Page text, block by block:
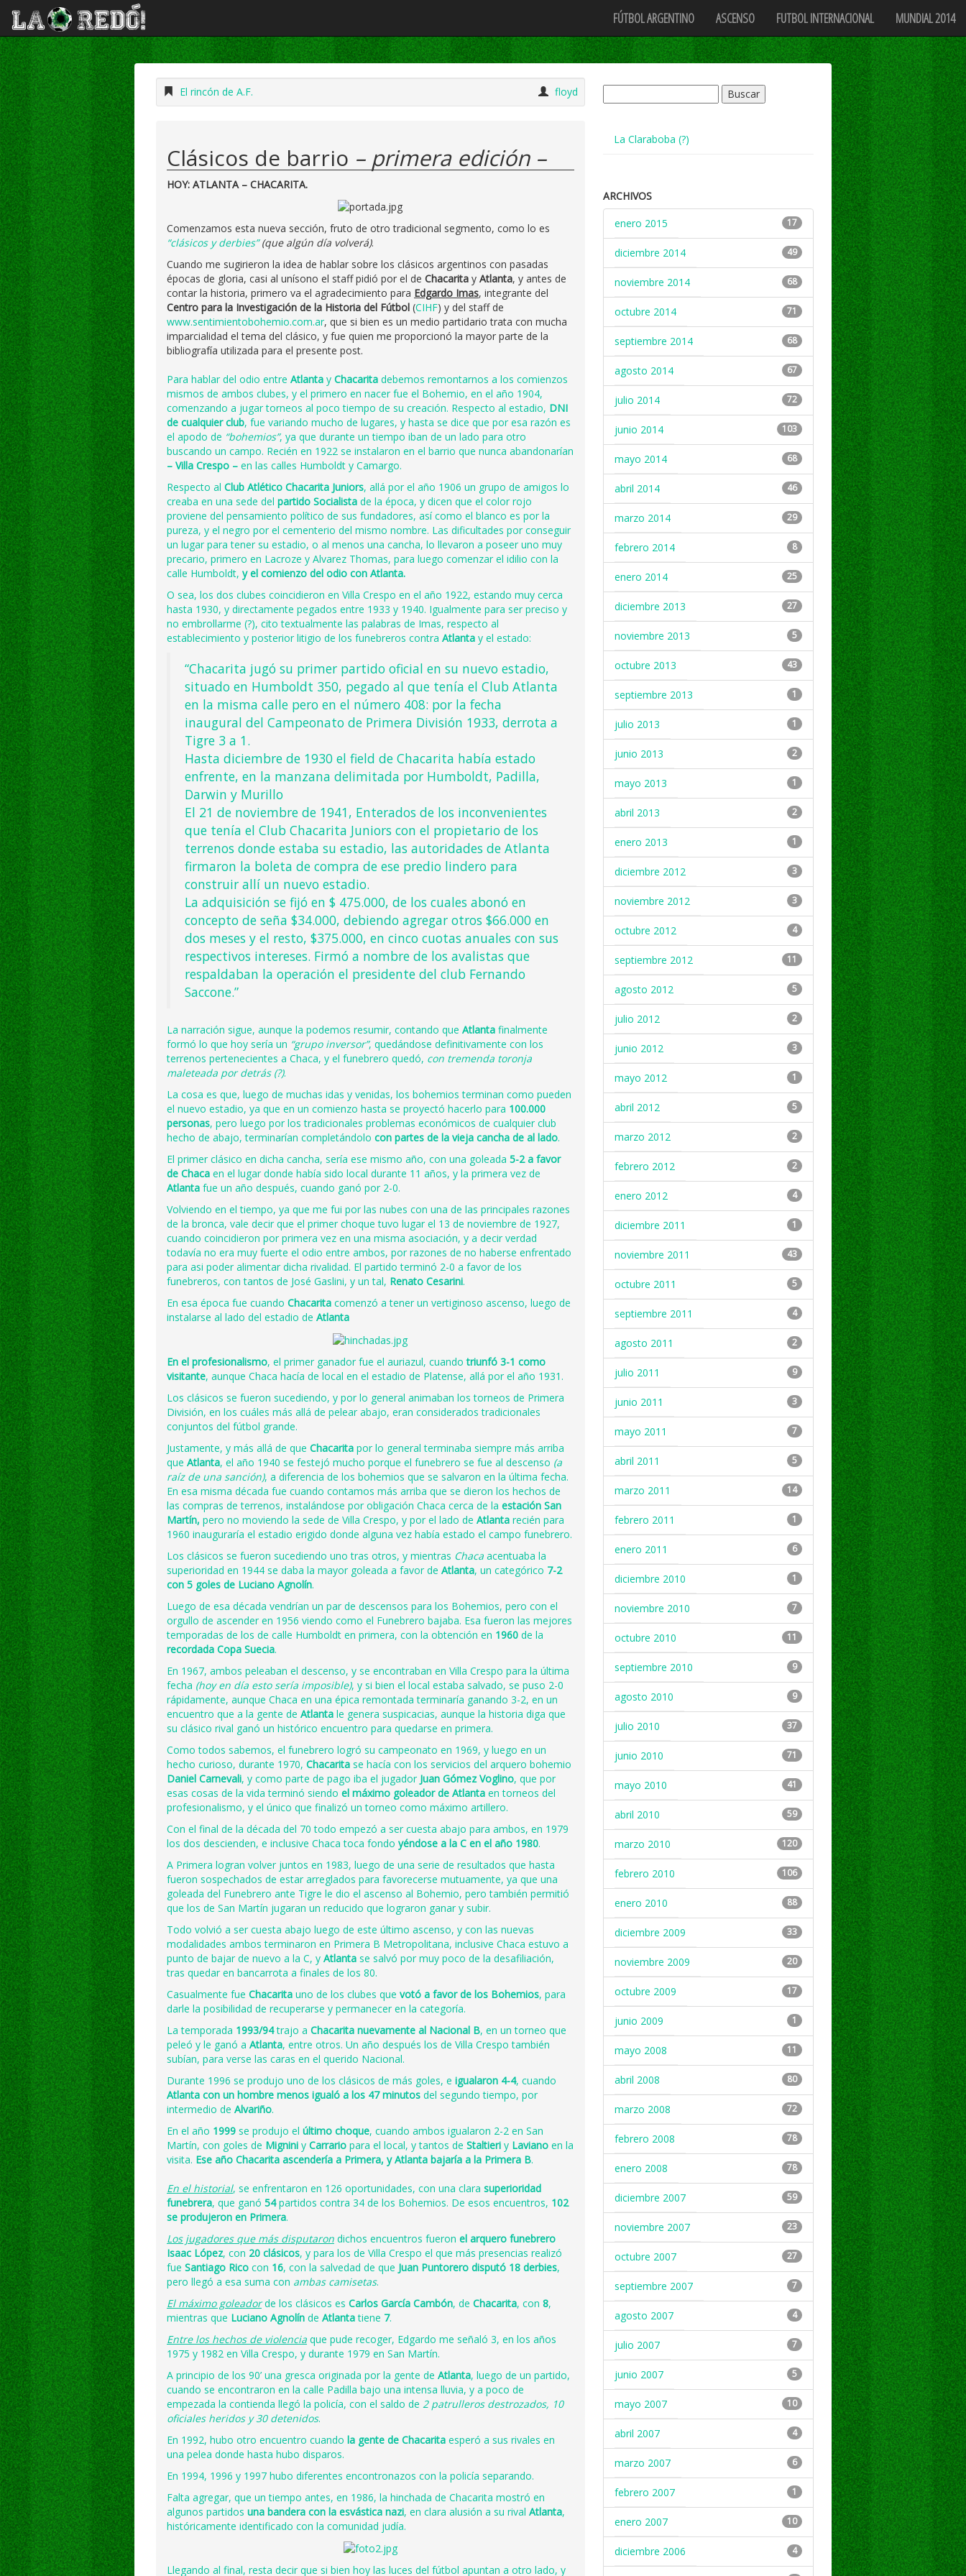
FÚTBOL ARGENTINO ASCENSO FUTBOL INTERNACIONAL MUNDIAL 2014
El rincón de A.F. floyd
Clásicos de barrio – primera edición –
HOY: ATLANTA – CHACARITA.
Comenzamos esta nueva sección, fruto de otro tradicional segmento, como lo es
“clásicos y derbies”(que algún día volverá).
Cuando me sugirieron la idea de hablar sobre los clásicos argentinos con pasadas
épocas de gloria, casi al unísono el staff pidió por el de Chacarita y Atlanta, y antes de
contar la historia, primero va el agradecimiento para Edgardo Imas, integrante del
Centro para la Investigación de la Historia del Fútbol (CIHF) y del staff de
www.sentimientobohemio.com.ar, que si bien es un medio partidario trata con mucha
imparcialidad el tema del clásico, y fue quien me proporcionó la mayor parte de la
bibliografía utilizada para el presente post.
Para hablar del odio entre Atlanta y Chacarita debemos remontarnos a los comienzos
mismos de ambos clubes, y el primero en nacer fue el Bohemio, en el año 1904,
comenzando a jugar torneos al poco tiempo de su creación. Respecto al estadio, DNI
de cualquier club, fue variando mucho de lugares, y hasta se dice que por esa razón es
el apodo de “bohemios”, ya que durante un tiempo iban de un lado para otro
buscando un campo. Recién en 1922 se instalaron en el barrio que nunca abandonarían
– Villa Crespo – en las calles Humboldt y Camargo.
Respecto al Club Atlético Chacarita Juniors, allá por el año 1906 un grupo de amigos lo
creaba en una sede del partido Socialista de la época, y dicen que el color rojo
proviene del pensamiento político de sus fundadores, así como el blanco es por la
pureza, y el negro por el cementerio del mismo nombre. Las dificultades por conseguir
un lugar para tener su estadio, o al menos una cancha, lo llevaron a poseer uno muy
precario, primero en Lacroze y Alvarez Thomas, para luego comenzar el idilio con la
calle Humboldt, y el comienzo del odio con Atlanta.
O sea, los dos clubes coincidieron en Villa Crespo en el año 1922, estando muy cerca
hasta 1930, y directamente pegados entre 1933 y 1940. Igualmente para ser preciso y
no embrollarme (?), cito textualmente las palabras de Imas, respecto al
establecimiento y posterior litigio de los funebreros contra Atlanta y el estado:
“Chacarita jugó su primer partido oficial en su nuevo estadio,
situado en Humboldt 350, pegado al que tenía el Club Atlanta
en la misma calle pero en el número 408: por la fecha
inaugural del Campeonato de Primera División 1933, derrota a
Tigre 3 a 1.
Hasta diciembre de 1930 el field de Chacarita había estado
enfrente, en la manzana delimitada por Humboldt, Padilla,
Darwin y Murillo
El 21 de noviembre de 1941, Enterados de los inconvenientes
que tenía el Club Chacarita Juniors con el propietario de los
terrenos donde estaba su estadio, las autoridades de Atlanta
firmaron la boleta de compra de ese predio lindero para
construir allí un nuevo estadio.
La adquisición se fijó en $ 475.000, de los cuales abonó en
concepto de seña $34.000, debiendo agregar otros $66.000 en
dos meses y el resto, $375.000, en cinco cuotas anuales con sus
respectivos intereses. Firmó a nombre de los avalistas que
respaldaban la operación el presidente del club Fernando
Saccone.”
La narración sigue, aunque la podemos resumir, contando que Atlanta finalmente
formó lo que hoy sería un “grupo inversor”, quedándose definitivamente con los
terrenos pertenecientes a Chaca, y el funebrero quedó, con tremenda toronja
maleteada por detrás (?).
La cosa es que, luego de muchas idas y venidas, los bohemios terminan como pueden
el nuevo estadio, ya que en un comienzo hasta se proyectó hacerlo para 100.000
personas, pero luego por los tradicionales problemas económicos de cualquier club
hecho de abajo, terminarían completándolo con partes de la vieja cancha de al lado.
El primer clásico en dicha cancha, sería ese mismo año, con una goleada 5-2 a favor
de Chaca en el lugar donde había sido local durante 11 años, y la primera vez de
Atlanta fue un año después, cuando ganó por 2-0.
Volviendo en el tiempo, ya que me fui por las nubes con una de las principales razones
de la bronca, vale decir que el primer choque tuvo lugar el 13 de noviembre de 1927,
cuando coincidieron por primera vez en una misma asociación, y a decir verdad
todavía no era muy fuerte el odio entre ambos, por razones de no haberse enfrentado
para asi poder alimentar dicha rivalidad. El partido terminó 2-0 a favor de los
funebreros, con tantos de José Gaslini, y un tal, Renato Cesarini.
En esa época fue cuando Chacarita comenzó a tener un vertiginoso ascenso, luego de
instalarse al lado del estadio de Atlanta
En el profesionalismo, el primer ganador fue el auriazul, cuandotriunfó 3-1 como
visitante, aunque Chaca hacía de local en el estadio de Platense, allá por el año 1931.
Los clásicos se fueron sucediendo, y por lo general animaban los torneos de Primera
División, en los cuáles más allá de pelear abajo, eran considerados tradicionales
conjuntos del fútbol grande.
Justamente, y más allá de que Chacarita por lo general terminaba siempre más arriba
que Atlanta, el año 1940 se festejó mucho porque el funebrero se fue al descenso (a
raíz de una sanción), a diferencia de los bohemios que se salvaron en la última fecha.
En esa misma década fue cuando contamos más arriba que se dieron los hechos de
las compras de terrenos, instalándose por obligación Chaca cerca de la estación San
Martín, pero no moviendo la sede de Villa Crespo, y por el lado de Atlanta recién para
1960 inauguraría el estadio erigido donde alguna vez había estado el campo funebrero.
Los clásicos se fueron sucediendo uno tras otros, y mientras Chaca acentuaba la
superioridad en 1944 se daba la mayor goleada a favor de Atlanta, un categórico 7-2
con 5 goles de Luciano Agnolín.
Luego de esa década vendrían un par de descensos para los Bohemios, pero con el
orgullo de ascender en 1956 viendo como el Funebrero bajaba. Esa fueron las mejores
temporadas de los de calle Humboldt en primera, con la obtención en 1960 de la
recordada Copa Suecia.
En 1967, ambos peleaban el descenso, y se encontraban en Villa Crespo para la última
fecha (hoy en día esto sería imposible), y si bien el local estaba salvado, se puso 2-0
rápidamente, aunque Chaca en una épica remontada terminaría ganando 3-2, en un
encuentro que a la gente de Atlanta le genera suspicacias, aunque la historia diga que
su clásico rival ganó un histórico encuentro para quedarse en primera.
Como todos sabemos, el funebrero logró su campeonato en 1969, y luego en un
hecho curioso, durante 1970, Chacarita se hacía con los servicios del arquero bohemio
Daniel Carnevali, y como parte de pago iba el jugador Juan Gómez Voglino, que por
esas cosas de la vida terminó siendo el máximo goleador de Atlanta en torneos del
profesionalismo, y el único que finalizó un torneo como máximo artillero.
Con el final de la década del 70 todo empezó a ser cuesta abajo para ambos, en 1979
los dos descienden, e inclusive Chaca toca fondo yéndose a la C en el año 1980.
A Primera logran volver juntos en 1983, luego de una serie de resultados que hasta
fueron sospechados de estar arreglados para favorecerse mutuamente, ya que una
goleada del Funebrero ante Tigre le dio el ascenso al Bohemio, pero también permitió
que los de San Martín jugaran un reducido que lograron ganar y subir.
Todo volvió a ser cuesta abajo luego de este último ascenso, y con las nuevas
modalidades ambos terminaron en Primera B Metropolitana, inclusive Chaca estuvo a
punto de bajar de nuevo a la C, y Atlanta se salvó por muy poco de la desafiliación,
tras quedar en bancarrota a finales de los 80.
Casualmente fue Chacarita uno de los clubes que votó a favor de los Bohemios, para
darle la posibilidad de recuperarse y permanecer en la categoría.
La temporada 1993/94trajo a Chacarita nuevamente al Nacional B, en un torneo que
peleó y le ganó a Atlanta, entre otros. Un año después los de Villa Crespo también
subían, para verse las caras en el querido Nacional.
Durante 1996 se produjo uno de los clásicos de más goles, e igualaron 4-4, cuando
Atlanta con un hombre menos igualó a los 47 minutos del segundo tiempo, por
intermedio de Alvariño.
En el año 1999 se produjo el último choque, cuando ambos igualaron 2-2 en San
Martín, con goles de Mignini y Carrario para el local, y tantos de Staltieri y Laviano en la
visita. Ese año Chacarita ascendería a Primera, y Atlanta bajaría a la Primera B.
En el historial, se enfrentaron en 126 oportunidades, con una clara superioridad
funebrera, que ganó 54partidos contra 34 de los Bohemios. De esos encuentros, 102
se produjeron en Primera.
Los jugadores que más disputaron dichos encuentros fueron el arquero funebrero
Isaac López, con 20 clásicos, y para los de Villa Crespo el que más presencias realizó
fue Santiago Rico con 16, con la salvedad de que Juan Puntorero disputó 18 derbies,
pero llegó a esa suma con ambas camisetas.
El máximo goleador de los clásicos es Carlos García Cambón, de Chacarita, con 8,
mientras que Luciano Agnolín de Atlantatiene 7.
Entre los hechos de violencia que pude recoger, Edgardo me señaló 3, en los años
1975 y 1982 en Villa Crespo, y durante 1979 en San Martín.
A principio de los 90’ una gresca originada por la gente de Atlanta, luego de un partido,
cuando se encontraron en la calle Padilla bajo una intensa lluvia, y a poco de
empezada la contienda llegó la policía, con el saldo de 2 patrulleros destrozados, 10
oficiales heridos y 30 detenidos.
En 1992, hubo otro encuentro cuando la gente de Chacarita esperó a sus rivales en
una pelea donde hasta hubo disparos.
En 1994, 1996 y 1997 hubo diferentes encontronazos con la policía separando.
Falta agregar, que un tiempo antes, en 1986, la hinchada de Chacarita mostró en
algunos partidos una bandera con la esvástica nazi, en clara alusión a su rival Atlanta,
históricamente identificado con la comunidad judía.
Llegando al final, resta decir que si bien hoy las luces del fútbol apuntan a otro lado, y
La Claraboba (?)
ARCHIVOS
enero 2015
17
diciembre 2014 49
noviembre 2014 68
octubre 2014 71
septiembre 2014 68
agosto 2014 67
julio 2014 72
junio 2014 103
mayo 2014 68
abril 2014 46
marzo 2014 29
febrero 2014 8
enero 2014 25
diciembre 2013 27
noviembre 2013 5
octubre 2013 43
septiembre 2013 1
julio 2013 1
junio 2013 2
mayo 2013 1
abril 2013 2
enero 2013 1
diciembre 2012 3
noviembre 2012 3
octubre 2012 4
septiembre 2012 11
agosto 2012 5
julio 2012 2
junio 2012 3
mayo 2012 1
abril 2012 5
marzo 2012 2
febrero 2012 2
enero 2012 4
diciembre 2011 1
noviembre 2011 43
octubre 2011 5
septiembre 2011 4
agosto 2011 2
julio 2011 9
junio 2011 3
mayo 2011 7
abril 2011 5
marzo 2011 14
febrero 2011 1
enero 2011 6
diciembre 2010 1
noviembre 2010 7
octubre 2010 11
septiembre 2010 9
agosto 2010 9
julio 2010 37
junio 2010 71
mayo 2010 41
abril 2010 59
marzo 2010 120
febrero 2010 106
enero 2010 88
diciembre 2009 33
noviembre 2009 20
octubre 2009 17
junio 2009 1
mayo 2008 11
abril 2008 80
marzo 2008 72
febrero 2008 78
enero 2008 78
diciembre 2007 59
noviembre 2007 23
octubre 2007 27
septiembre 2007 7
agosto 2007 4
julio 2007 7
junio 2007 5
mayo 2007 10
abril 2007 4
marzo 2007 6
febrero 2007 1
enero 2007 10
diciembre 2006 4